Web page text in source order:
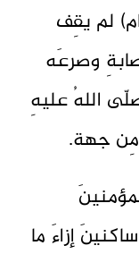
لم يقِف
وصرعَه
اللهُ عليهِ
مِن جهة.
إزاءَ ما